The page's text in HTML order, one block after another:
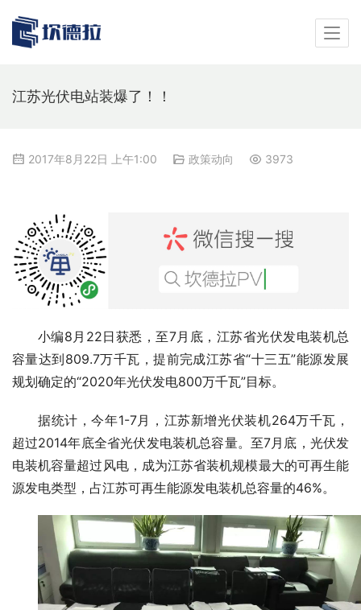
江苏光伏电站装爆了！！
2017年8月22日 上午1:00 政策动向 3973
小编8月22日获悉，至7月底，江苏省光伏发电装机总
容量达到809.7万千瓦，提前完成江苏省“十三五”能源发展
规划确定的“2020年光伏发电800万千瓦”目标。
据统计，今年1-7月，江苏新增光伏装机264万千瓦，
超过2014年底全省光伏发电装机总容量。至7月底，光伏发
电装机容量超过风电，成为江苏省装机规模最大的可再生能
源发电类型，占江苏可再生能源发电装机总容量的46%。